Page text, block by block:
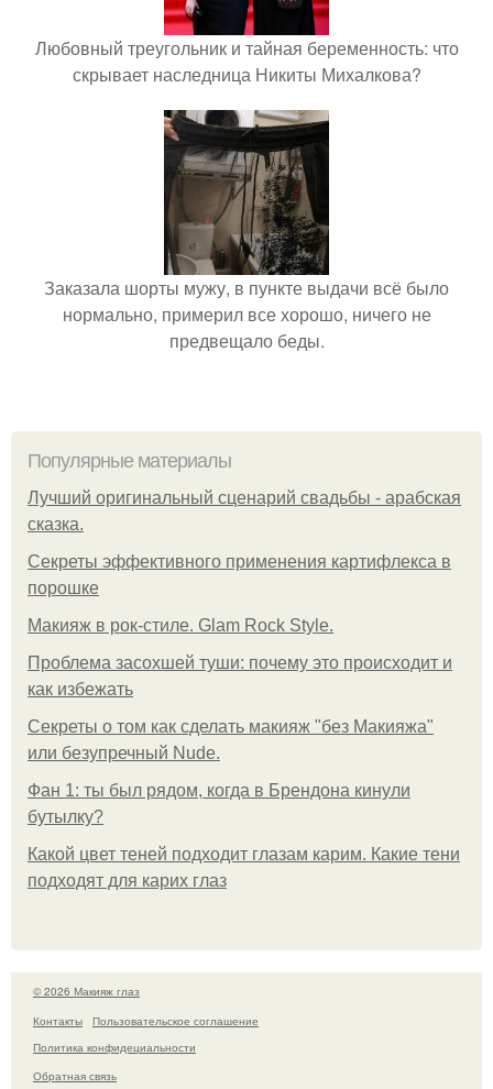
Любовный треугольник и тайная беременность: что
скрывает наследница Никиты Михалкова?
Заказала шорты мужу, в пункте выдачи всё было
нормально, примерил все хорошо, ничего не
предвещало беды.
Популярные материалы
Лучший оригинальный сценарий свадьбы - арабская
сказка.
Секреты эффективного применения картифлекса в
порошке
Макияж в рок-стиле. Glam Rock Style.
Проблема засохшей туши: почему это происходит и
как избежать
Секреты о том как сделать макияж "без Макияжа"
или безупречный Nude.
Фан 1: ты был рядом, когда в Брендона кинули
бутылку?
Какой цвет теней подходит глазам карим. Какие тени
подходят для карих глаз
© 2026 Макияж глаз
Контакты
Пользовательское соглашение
Политика конфидециальности
Обратная связь